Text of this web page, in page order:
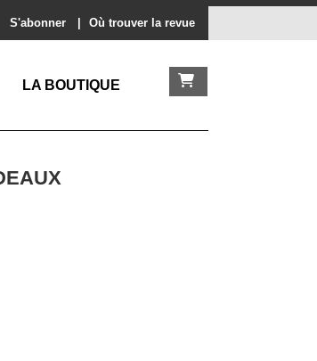
S'abonner Où trouver la revue
LA BOUTIQUE